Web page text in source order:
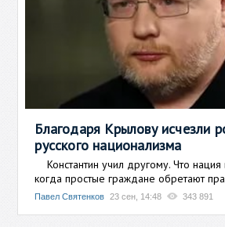
Благодаря Крылову исчезли
русского национализма
Константин учил другому. Что нация
когда простые граждане обретают
Павел Святенков 23 сен, 14:48 343 891